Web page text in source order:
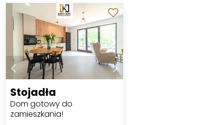
Stojadła
Dom gotowy do
zamieszkania!